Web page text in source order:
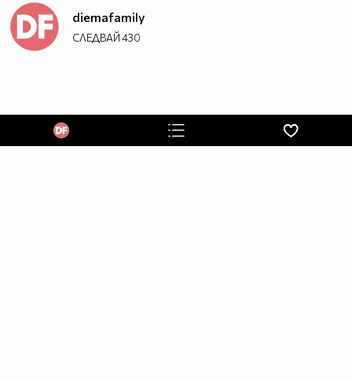
diemafamily
СЛЕДВАЙ430